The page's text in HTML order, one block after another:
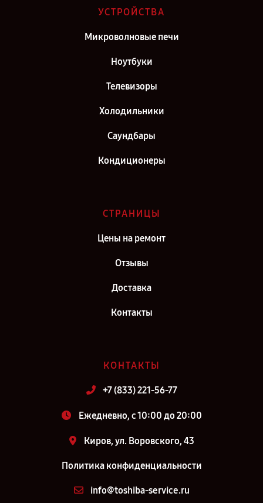
Ремонт телевизора Toshiba 32W1753 в г. Самара
Ремонт телевизора Toshiba 32W1753 в г. Санкт-Петербург
УСТРОЙСТВА
Микроволновые печи
Ноутбуки
Телевизоры
Холодильники
Саундбары
Кондиционеры
СТРАНИЦЫ
Цены на ремонт
Отзывы
Доставка
Контакты
КОНТАКТЫ
+7 (833) 221-56-77
Ежедневно, с 10:00 до 20:00
Киров, ул. Воровского, 43
Политика конфиденциальности
info@toshiba-service.ru